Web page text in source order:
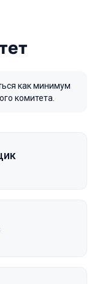
как минимум
комитета.